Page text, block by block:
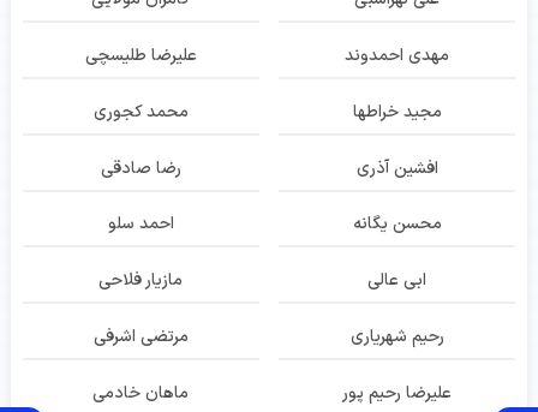
مهدی احمدوند علیرضا طلیسچی
مجید خراطها محمد کجوری
افشین آذری رضا صادقی
محسن یگانه احمد سلو
ابی عالی مازیار فلاحی
رحیم شهریاری مرتضی اشرفی
علیرضا رحیم پور ماهان خادمی